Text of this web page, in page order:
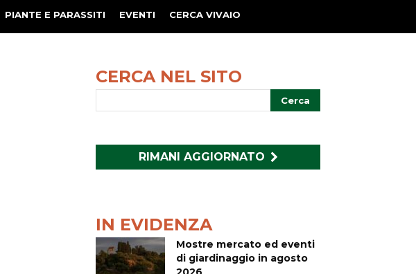
PIANTE E PARASSITI EVENTI CERCA VIVAIO
CERCA NEL SITO
RIMANI AGGIORNATO
IN EVIDENZA
Mostre mercato ed eventi
di giardinaggio in agosto